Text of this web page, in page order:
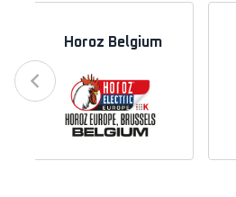
Horoz Belgium